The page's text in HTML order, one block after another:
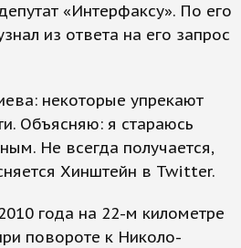
«Интерфаксу». По его
из ответа на его запрос
некоторые упрекают
Объясняю: я стараюсь
Не всегда получается,
Хинштейн в Twitter.
года на 22-м километре
повороте к Николо-